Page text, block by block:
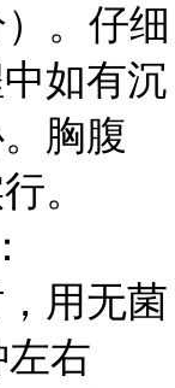
。仔细
如有沉
胸腹
。
用无菌
右